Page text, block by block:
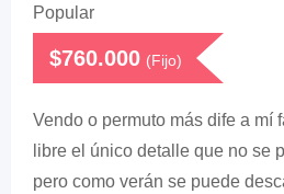
Popular
$760.000 (Fijo)
Vendo o permuto más dife a mí
libre el único detalle que no se
pero como verán se puede